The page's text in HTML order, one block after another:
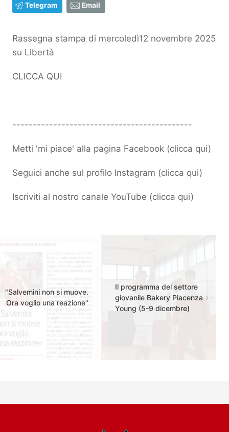
Telegram Email
Rassegna stampa di mercoledì12 novembre 2025
su Libertà
CLICCA QUI
--------------------------------------------
Metti 'mi piace' alla pagina Facebook (clicca qui)
Seguici anche sul profilo Instagram (clicca qui)
Iscriviti al nostro canale YouTube (clicca qui)
"Salvemini non si muove.
Ora voglio una reazione"
Il programma del settore
giovanile Bakery Piacenza
Young (5-9 dicembre)